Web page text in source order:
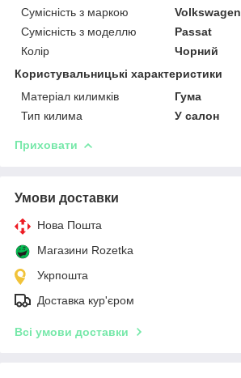
Сумісність з маркою
Volkswagen
Сумісність з моделлю
Passat
Колір
Чорний
Користувальницькі характеристики
Матеріал килимків
Гума
Тип килима
У салон
Приховати
Умови доставки
Нова Пошта
Магазини Rozetka
Укрпошта
Доставка кур'єром
Всі умови доставки